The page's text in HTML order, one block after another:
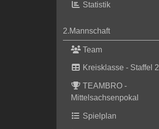
Statistik
2.Mannschaft
Team
Kreisklasse - Staffel 2
TEAMBRO -
Mittelsachsenpokal
Spielplan